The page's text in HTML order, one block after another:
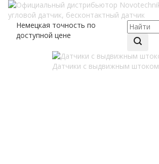
Немецкая точность по
доступной цене
Датчики с выдвижным штоком